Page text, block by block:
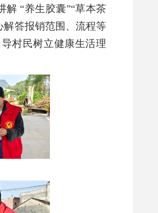
“养生胶囊”“草本茶
答报销范围、流程等
村民树立健康生活理